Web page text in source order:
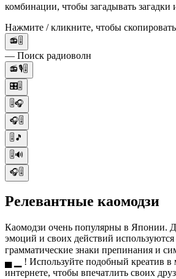
комбинации, чтобы загадывать загадки
Нажмите / кликните, чтобы скопировать
📻🎚️
— Поиск радиоволн
📻🎙️🎚️
🎛️🎚️
🎚️🎧
🎧🎚️
🎚️🎵
🎚️🔊
🎧🎚️
Релевантные каомодзи
Каомодзи очень популярны в Японии.
эмоций и своих действий
грамматические знаки препинания и
▄ ▁ ! Используйте подобный креатив в
интернете, чтобы впечатлить своих